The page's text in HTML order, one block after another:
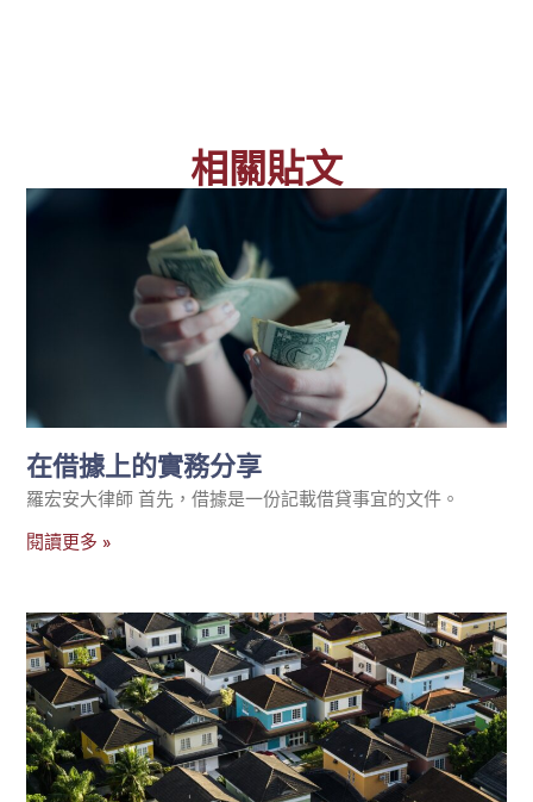
相關貼文
在借據上的實務分享
羅宏安大律師 首先，借據是一份記載借貸事宜的文件。
閱讀更多 »